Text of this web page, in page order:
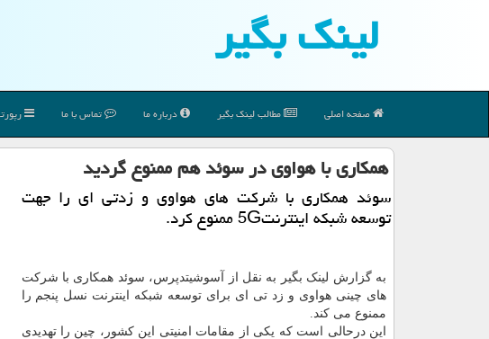
لینك بگیر
صفحه اصلی مطالب لینك بگیر درباره ما تماس با ما
همكاری با هواوی در سوئد هم ممنوع گردید
سوئد همكاری با شركت های هواوی و زدتی ای را جهت
توسعه شبكه اینترنت5G ممنوع كرد.
به گزارش لینک بگیر به نقل از آسوشیتدپرس، سوئد همکاری با شرکت
های چینی هواوی و زد تی ای برای توسعه شبکه اینترنت نسل پنجم را
ممنوع می کند.
این درحالی است که یکی از مقامات امنیتی این کشور، چین را تهدیدی